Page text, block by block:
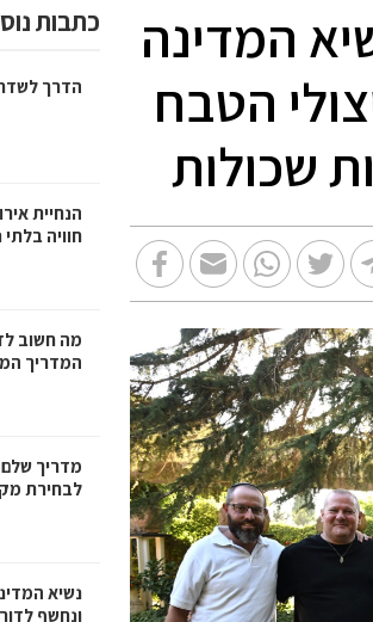
המדינה
הטבח
שכולות
כתבות
הדרך
הנחיית
חוויה
מה חשוב
המדריך
מדריך שלם
לבחירת
נשיא
ונחשף